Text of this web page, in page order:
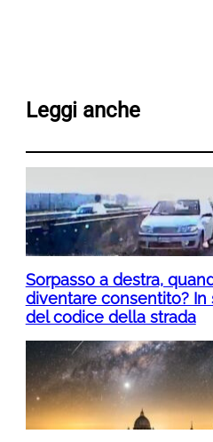
Leggi anche
Sorpasso a destra,
diventare consentito?
del codice della strada